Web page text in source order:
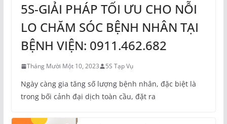
5S-GIẢI PHÁP TỐI ƯU CHO NỖI
LO CHĂM SÓC BỆNH NHÂN TẠI
BỆNH VIỆN: 0911.462.682
Tháng Mười Một 10, 2023 5S Tạp Vụ
Ngày càng gia tăng số lượng bệnh nhân, đặc biệt là
trong bối cảnh đại dịch toàn cầu, đặt ra